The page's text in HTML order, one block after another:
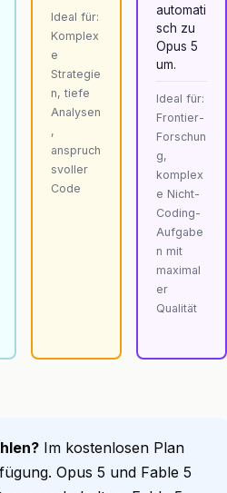
Ideal für:
Komplex
e
Strategie
n, tiefe
Analysen
,
anspruch
svoller
Code
automati
sch zu
Opus 5
um.
Ideal für:
Frontier-
Forschun
g,
komplex
e Nicht-
Coding-
Aufgabe
n mit
maximal
er
Qualität
Im kostenlosen Plan
Opus 5 und Fable 5